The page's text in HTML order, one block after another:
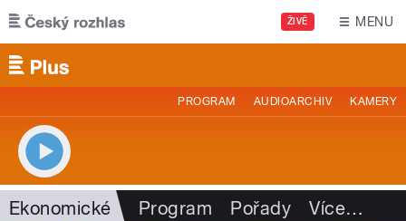
Přejít k hlavnímu obsahu
ŽIVĚ MENU
PROGRAM AUDIOARCHIV KAMERY
Ekonomické Program Pořady Více…